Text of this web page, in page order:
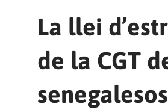
La llei
de la CGT